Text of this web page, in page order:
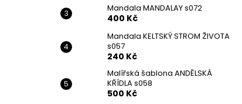
Mandala MANDALAY s072
400 Kč
Mandala KELTSKÝ STROM ŽIVOTA
s057
240 Kč
Malířská šablona ANDĚLSKÁ
KŘÍDLA s058
500 Kč